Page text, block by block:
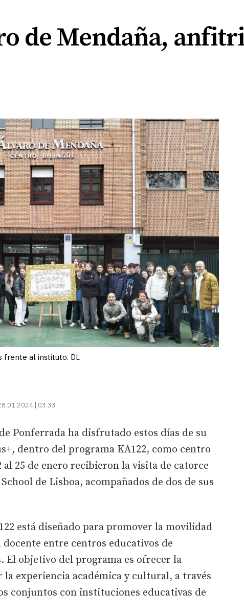
de Mendaña,
frente al instituto. DL
| 03:33
Ponferrada ha disfrutado estos días de su
dentro del programa KA122, como centro
25 de enero recibieron la visita de catorce
de Lisboa, acompañados de dos de sus
está diseñado para promover la movilidad
entre centros educativos de
El objetivo del programa es ofrecer la
experiencia académica y cultural, a través
conjuntos con instituciones educativas de